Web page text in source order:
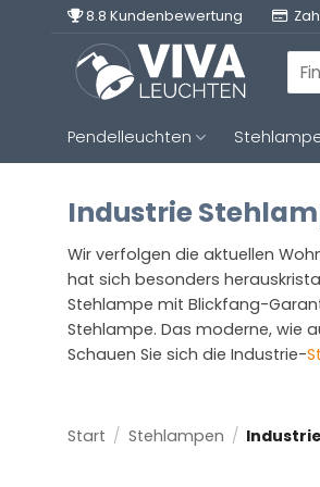
8.8 Kundenbewertung
Pendelleuchten
Industrie
Wir verfolgen die aktuellen
hat sich besonders
Stehlampe mit Blickfang-
Stehlampe. Das moderne, wie
Schauen Sie sich die Industrie-
Start / Stehlampen /